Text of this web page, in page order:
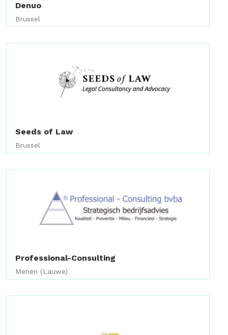
Denuo
Brussel
Seeds of Law
Brussel
Professional-Consulting
Menen (Lauwe)